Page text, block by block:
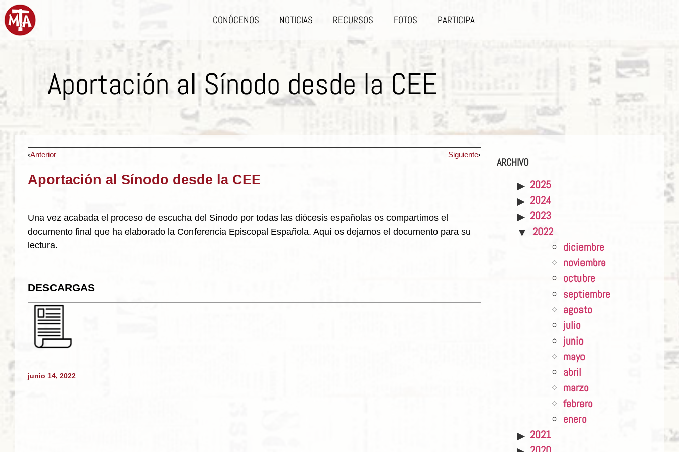
CONÓCENOS NOTICIAS RECURSOS FOTOS PARTICIPA
Aportación al Sínodo desde la CEE
Anterior Siguiente
Aportación al Sínodo desde la CEE
Una vez acabada el proceso de escucha del Sínodo por todas las diócesis españolas os compartimos el
documento final que ha elaborado la Conferencia Episcopal Española. Aquí os dejamos el documento para su
lectura.
DESCARGAS
junio 14, 2022
ARCHIVO
2025
2024
2023
2022
diciembre
noviembre
octubre
septiembre
agosto
julio
junio
mayo
abril
marzo
febrero
enero
2021